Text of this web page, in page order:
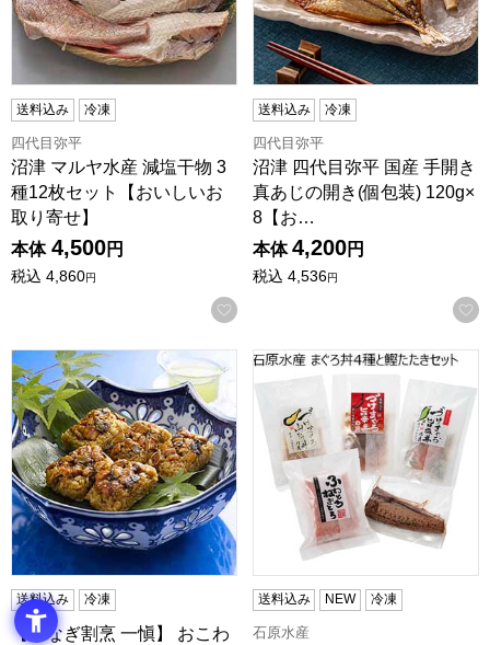
送料込み 冷凍
四代目弥平
沼津 マルヤ水産 減塩干物 3
種12枚セット【おいしいお
取り寄せ】
本体 4,500円
税込 4,860円
お気に入りに登録する
送料込み 冷凍
四代目弥平
沼津 四代目弥平 国産 手開き
真あじの開き(個包装) 120g×
8【お…
本体 4,200円
税込 4,536円
【うなぎ割烹 一愼】 おこわ風うなぎ飯 60g×8個[IUM60SN]
送料込み 冷凍
【うなぎ割烹 一愼】 おこわ
石原水産 まぐろ丼4種と鰹た
送料込み NEW 冷凍
石原水産